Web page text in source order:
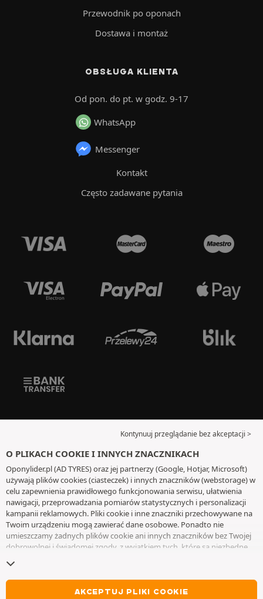
Przewodnik po oponach
Dostawa i montaż
OBSŁUGA KLIENTA
Od pon. do pt. w godz. 9-17
WhatsApp
Messenger
Kontakt
Często zadawane pytania
Kontynuuj przeglądanie bez akceptacji >
O PLIKACH COOKIE I INNYCH ZNACZNIKACH
Oponylider.pl (AD TYRES) oraz jej partnerzy (Google, Hotjar, Microsoft)
używają plików cookies (ciasteczek) i innych znaczników (webstorage) w
celu zapewnienia prawidłowego funkcjonowania serwisu, ułatwienia
nawigacji, przeprowadzania pomiarów statystycznych i personalizacji
kampanii reklamowych. Pliki cookie i inne znaczniki przechowywane na
Twoim urządzeniu mogą zawierać dane osobowe. Ponadto nie
umieszczamy żadnych plików cookie ani innych znaczników bez Twojej
dobrowolnej i świadomej zgody, z wyjątkiem tych, które są niezbędne
wycofać swoją zgodę w dowolnym momencie, przechodząc do
plikami cookie i innymi znacznikami. Możesz kontynuować przeglądanie
bez akceptowania plików cookie lub innych znaczników. Odmowa nie
AKCEPTUJ PLIKI COOKIE